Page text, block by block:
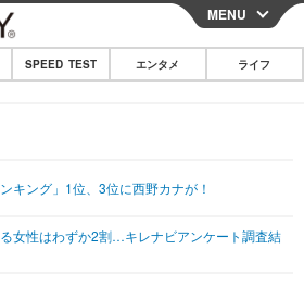
CLOSE
その他
MENU
SPEED TEST エンタメ ライフ
キング」1位、3位に西野カナが！
る女性はわずか2割…キレナビアンケート調査結